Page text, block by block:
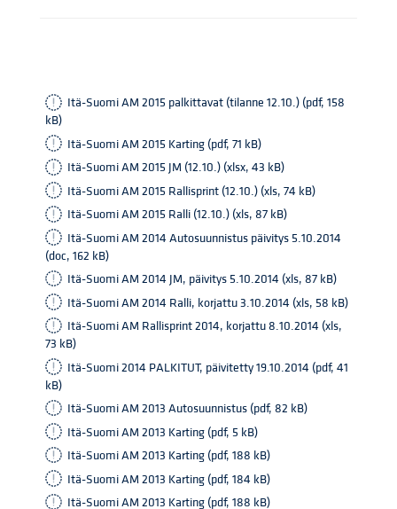
Itä-Suomi AM 2015 palkittavat (tilanne 12.10.) (pdf, 158
kB)
Itä-Suomi AM 2015 Karting (pdf, 71 kB)
Itä-Suomi AM 2015 JM (12.10.) (xlsx, 43 kB)
Itä-Suomi AM 2015 Rallisprint (12.10.) (xls, 74 kB)
Itä-Suomi AM 2015 Ralli (12.10.) (xls, 87 kB)
Itä-Suomi AM 2014 Autosuunnistus päivitys 5.10.2014
(doc, 162 kB)
Itä-Suomi AM 2014 JM, päivitys 5.10.2014 (xls, 87 kB)
Itä-Suomi AM 2014 Ralli, korjattu 3.10.2014 (xls, 58 kB)
Itä-Suomi AM Rallisprint 2014, korjattu 8.10.2014 (xls,
73 kB)
Itä-Suomi 2014 PALKITUT, päivitetty 19.10.2014 (pdf, 41
kB)
Itä-Suomi AM 2013 Autosuunnistus (pdf, 82 kB)
Itä-Suomi AM 2013 Karting (pdf, 5 kB)
Itä-Suomi AM 2013 Karting (pdf, 188 kB)
Itä-Suomi AM 2013 Karting (pdf, 184 kB)
Itä-Suomi AM 2013 Karting (pdf, 188 kB)